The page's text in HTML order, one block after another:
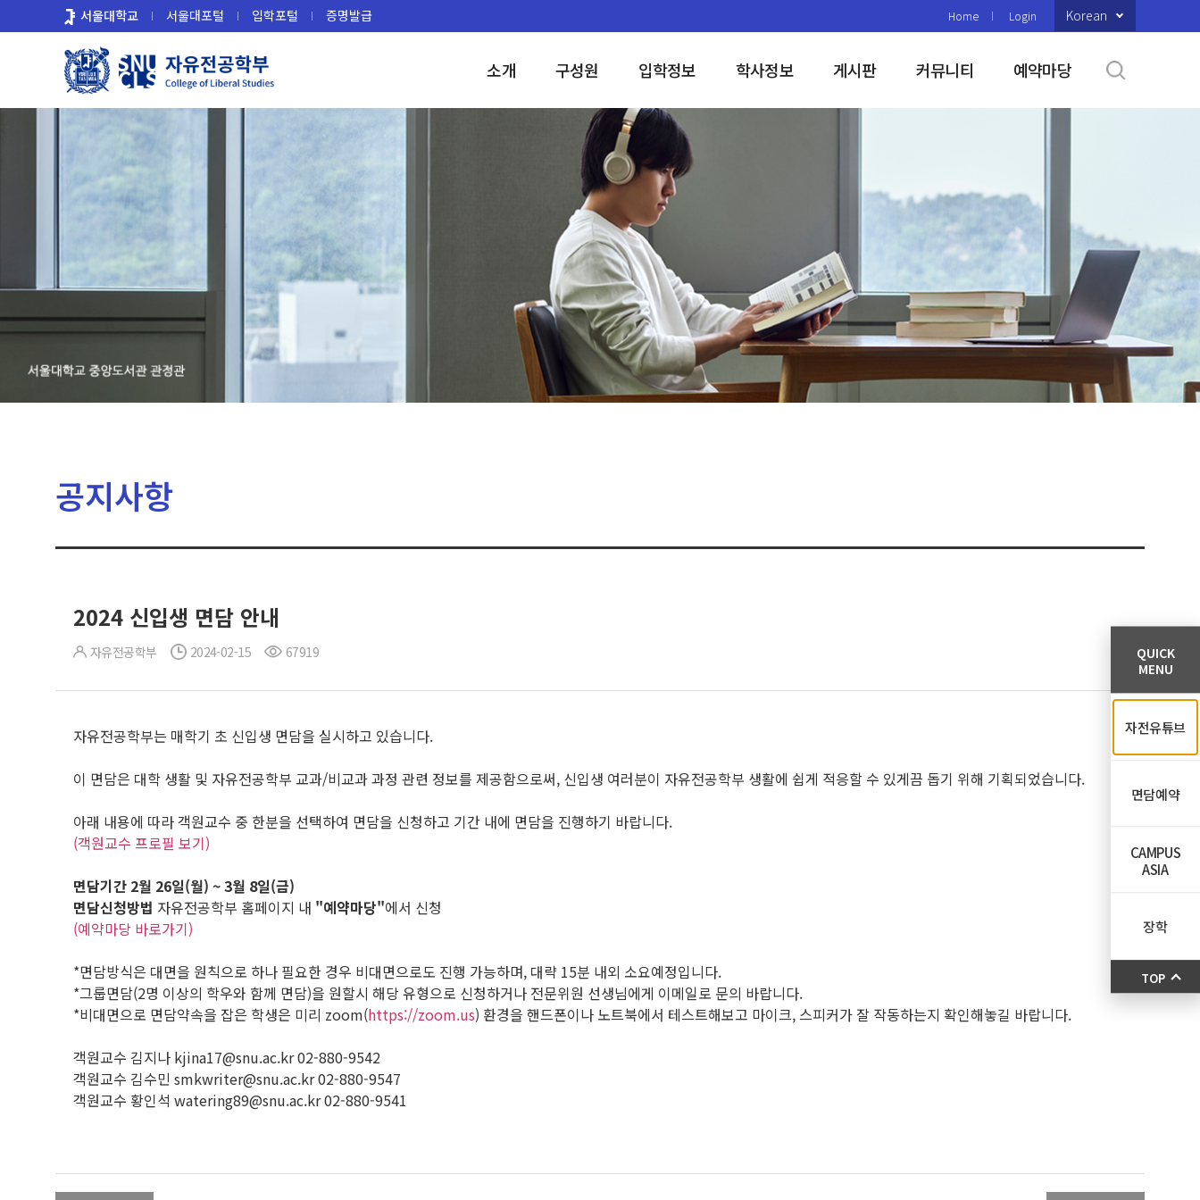
로
서울대학교 서울대포털 입학포털 증명발급 Home Login Korean
소개 구성원 입학정보 학사정보 게시판 커뮤니티 예약마당
공지사항
2024 신입생 면담 안내
자유전공학부 2024-02-15 67919
자유전공학부는 매학기 초 신입생 면담을 실시하고 있습니다.
이 면담은 대학 생활 및 자유전공학부 교과/비교과 과정 관련 정보를 제공함으로써, 신입생 여러분이 자유전공학부 생활에 쉽게 적응할 수 있게끔 돕기 위해 기획되었습니다.
아래 내용에 따라 객원교수 중 한분을 선택하여 면담을 신청하고 기간 내에 면담을 진행하기 바랍니다.
(객원교수 프로필 보기)
면담기간 2월 26일(월) ~ 3월 8일(금)
면담신청방법 자유전공학부 홈페이지 내 "예약마당"에서 신청
(예약마당 바로가기)
*면담방식은 대면을 원칙으로 하나 필요한 경우 비대면으로도 진행 가능하며, 대략 15분 내외 소요예정입니다.
*그룹면담(2명 이상의 학우와 함께 면담)을 원할시 해당 유형으로 신청하거나 전문위원 선생님에게 이메일로 문의 바랍니다.
*비대면으로 면담약속을 잡은 학생은 미리 zoom(https://zoom.us) 환경을 핸드폰이나 노트북에서 테스트해보고 마이크, 스피커가 잘 작동하는지 확인해놓길 바랍니다.
객원교수 김지나 kjina17@snu.ac.kr 02-880-9542
객원교수 김수민 smkwriter@snu.ac.kr 02-880-9547
객원교수 황인석 watering89@snu.ac.kr 02-880-9541
QUICK
MENU
자전유튜브
면담예약
CAMPUS
ASIA
장학
TOP